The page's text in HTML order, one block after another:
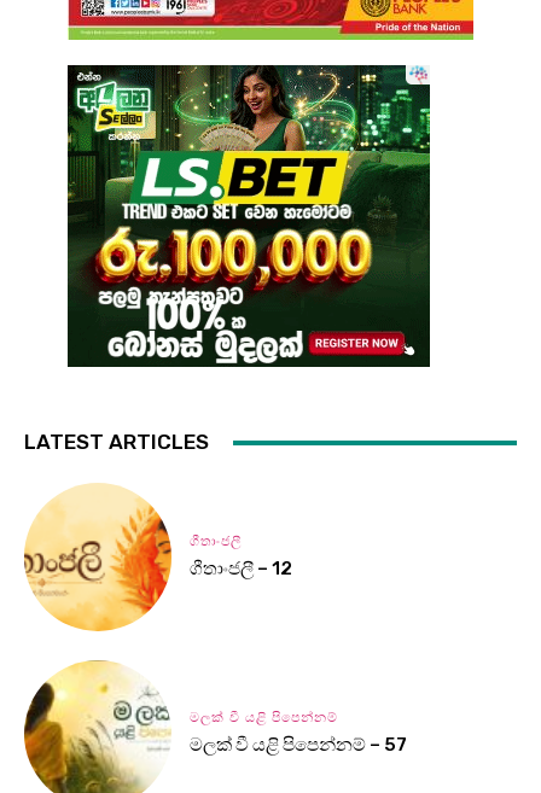
LATEST ARTICLES
ගීතාංජලී
ගීතාංජලී – 12
මලක් වී යළි පිපෙන්නම්
මලක් වී යළි පිපෙන්නම් – 57